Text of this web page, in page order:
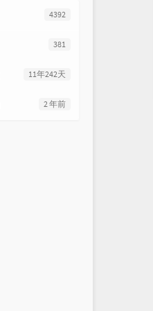
4392
381
11年242天
2 年前